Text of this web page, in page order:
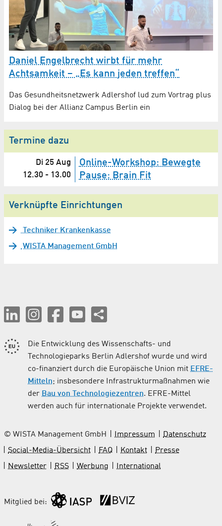
Daniel Engelbrecht wirbt für mehr
Achtsamkeit – „Es kann jeden treffen“
Das Gesundheitsnetzwerk Adlershof lud zum Vortrag plus
Dialog bei der Allianz Campus Berlin ein
Termine dazu
Di 25 Aug
12.30 - 13.00
Online-Workshop: Bewegte
Pause: Brain Fit
Verknüpfte Einrichtungen
Techniker Krankenkasse
WISTA Management GmbH
Die Entwicklung des Wissenschafts- und
Technologieparks Berlin Adlershof wurde und wird
co-finanziert durch die Europäische Union mit EFRE-
Mitteln; insbesondere Infrastrukturmaßnahmen wie
der Bau von Technologiezentren. EFRE-Mittel
werden auch für internationale Projekte verwendet.
© WISTA Management GmbH Impressum
Datenschutz
Social-Media-Übersicht
FAQ Kontakt
Presse
Newsletter
RSS Werbung International
Mitglied bei: